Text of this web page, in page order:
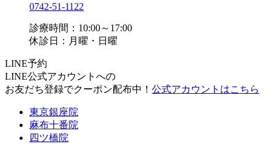
0742-51-1122
診療時間：10:00～17:00
休診日：月曜・日曜
LINE予約
LINE公式アカウントへの
お友だち登録でクーポン配布中！ 公式アカウントはこちら
東京銀座院
麻布十番院
四ツ橋院